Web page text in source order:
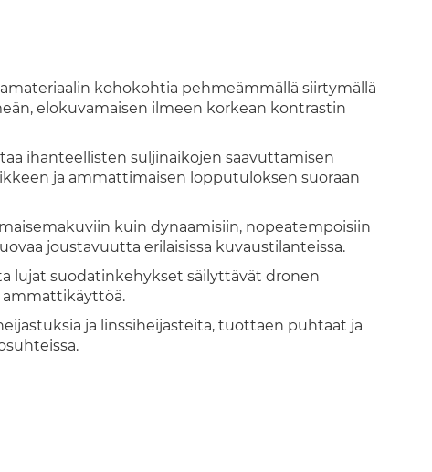
kohokohtia pehmeämmällä siirtymällä
elokuvamaisen ilmeen korkean kontrastin
ihanteellisten suljinaikojen saavuttamisen
ja ammattimaisen lopputuloksen suoraan
kuin dynaamisiin, nopeatempoisiin
joustavuutta erilaisissa kuvaustilanteissa.
lujat suodatinkehykset säilyttävät dronen
ammattikäyttöä.
ja linssiheijasteita, tuottaen puhtaat ja